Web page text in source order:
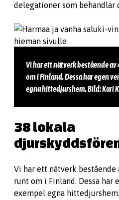
delegationer som behandlar
Vi har ett nätverk bestående
om i Finland. Dessa har egen
egna hittedjurshem. Bild: Kari
38 lokala
Vi har ett nätverk
runt om i Finland. Dessa
exempel egna